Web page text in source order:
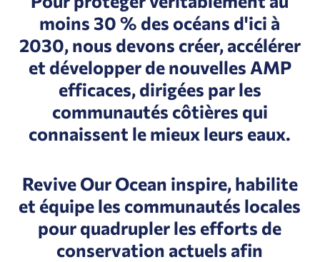
moins 30 % des océans d'ici à
2030, nous devons créer, accélérer
et développer de nouvelles AMP
efficaces, dirigées par les
communautés côtières qui
connaissent le mieux leurs eaux.
Revive Our Ocean inspire, habilite
et équipe les communautés locales
pour quadrupler les efforts de
conservation actuels afin